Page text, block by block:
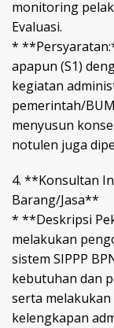
monitoring
Evaluasi.
*
apapun (S1)
kegiatan
pemerintah/
menyusun
notulen juga
4. **Konsultan
Barang/Jasa**
* **Deskripsi
melakukan
sistem SIPPP
kebutuhan dan
serta melakukan
kelengkapan